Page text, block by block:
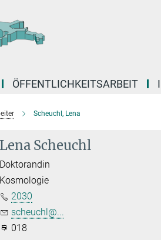
ÖFFENTLICHKEITSARBEIT
Scheuchl, Lena
Lena Scheuchl
Doktorandin
Kosmologie
2030
scheuchl@...
018